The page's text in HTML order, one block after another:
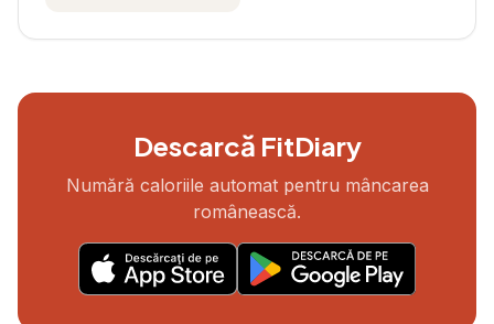
Descarcă FitDiary
Numără caloriile automat pentru mâncarea
românească.